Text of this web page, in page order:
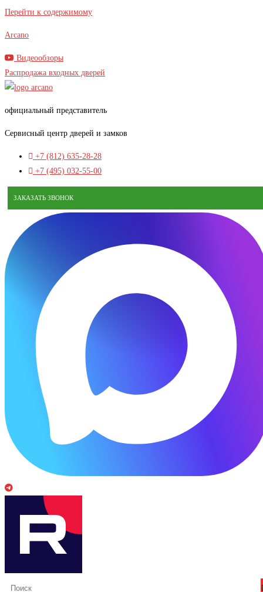
Перейти к содержимому
Arcano
Видеообзоры
Распродажа входных дверей
официальный представитель
Сервисный центр дверей и замков
+7 (812) 635-28-28
+7 (495) 032-55-00
ЗАКАЗАТЬ ЗВОНОК